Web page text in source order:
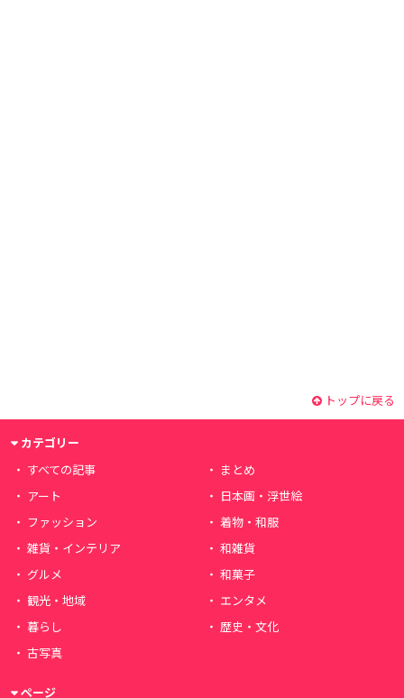
トップに戻る
カテゴリー
すべての記事
まとめ
アート
日本画・浮世絵
ファッション
着物・和服
雑貨・インテリア
和雑貨
グルメ
和菓子
観光・地域
エンタメ
暮らし
歴史・文化
古写真
ページ